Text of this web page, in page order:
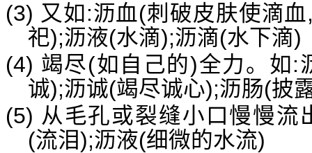
(3) 又如:沥血(刺破皮肤使滴
祀);沥液(水滴);沥滴(水下滴)
(4) 竭尽(如自己的)全力。如:
诚);沥诚(竭尽诚心);沥肠(披
(5) 从毛孔或裂缝小口慢慢流
(流泪);沥液(细微的水流)